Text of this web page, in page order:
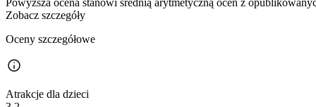
Powyższa ocena stanowi średnią arytmetyczną ocen z
Zobacz szczegóły
Oceny szczegółowe
Atrakcje dla dzieci